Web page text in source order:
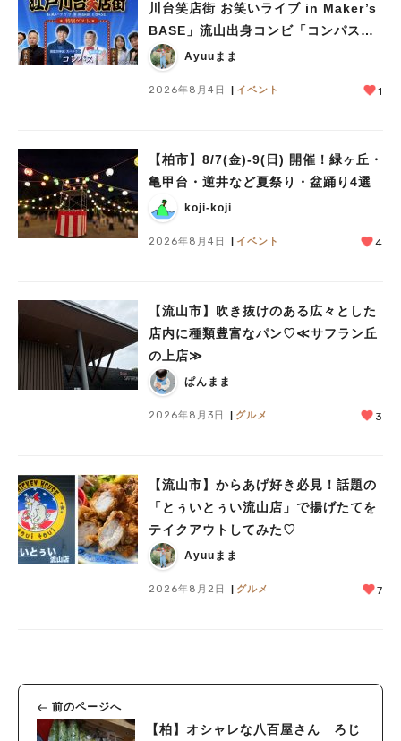
川台笑店街 お笑いライブ in Maker’s
BASE」流山出身コンビ「コンパス」
も登場！8/23（日）
Ayuuまま
2026年8月4日 イベント 1
【柏市】8/7(金)‐9(日) 開催！緑ヶ丘・
亀甲台・逆井など夏祭り・盆踊り4選
koji-koji
2026年8月4日 イベント 4
【流山市】吹き抜けのある広々とした
店内に種類豊富なパン♡≪サフラン丘
の上店≫
ぱんまま
2026年8月3日 グルメ 3
【流山市】からあげ好き必見！話題の
「とぅいとぅい流山店」で揚げたてを
テイクアウトしてみた♡
Ayuuまま
2026年8月2日 グルメ 7
前のページへ
【柏】オシャレな八百屋さん ろじ